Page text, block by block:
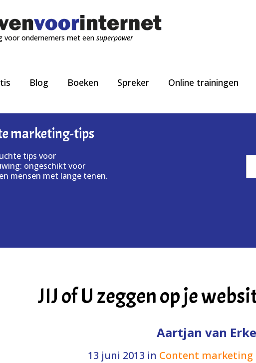
voor ondernemers met eensuperpower
Blog Boeken Spreker Online trainingen
marketing-tips
tips voor
ongeschikt voor
mensen met lange tenen.
JIJ of U zeggen op je
Aartjan van
13 juni 2013 in Content marketing